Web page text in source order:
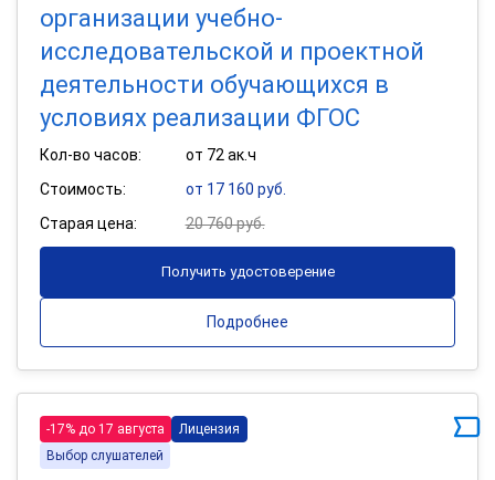
организации учебно-
исследовательской и проектной
деятельности обучающихся в
условиях реализации ФГОС
Кол-во часов:
от 72 ак.ч
Стоимость:
от 17 160 руб.
Старая цена:
20 760 руб.
Получить удостоверение
Подробнее
-17% до 17 августа
Лицензия
Выбор слушателей